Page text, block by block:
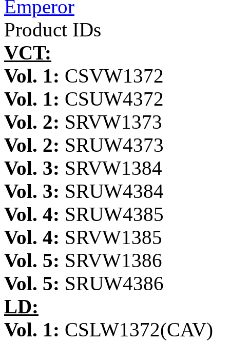
Emperor
Product IDs
VCT:
Vol. 1: CSVW1372
Vol. 1: CSUW4372
Vol. 2: SRVW1373
Vol. 2: SRUW4373
Vol. 3: SRVW1384
Vol. 3: SRUW4384
Vol. 4: SRUW4385
Vol. 4: SRVW1385
Vol. 5: SRVW1386
Vol. 5: SRUW4386
LD:
Vol. 1: CSLW1372(CAV)